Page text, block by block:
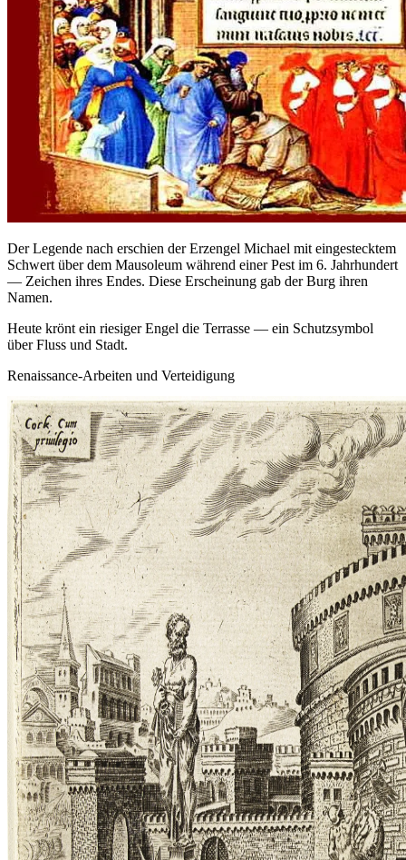
Der Legende nach erschien der Erzengel Michael mit eingestecktem
Schwert über dem Mausoleum während einer Pest im 6. Jahrhundert
— Zeichen ihres Endes. Diese Erscheinung gab der Burg ihren
Namen.
Heute krönt ein riesiger Engel die Terrasse — ein Schutzsymbol
über Fluss und Stadt.
Renaissance‑Arbeiten und Verteidigung